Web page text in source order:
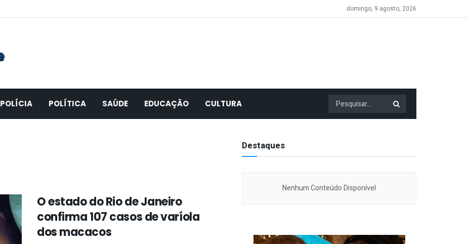
domingo, 9 agosto, 2026
POLÍCIA POLÍTICA SAÚDE EDUCAÇÃO CULTURA
O estado do Rio de Janeiro
confirma 107 casos de varíola
dos macacos
Destaques
Nenhum Conteúdo Disponível